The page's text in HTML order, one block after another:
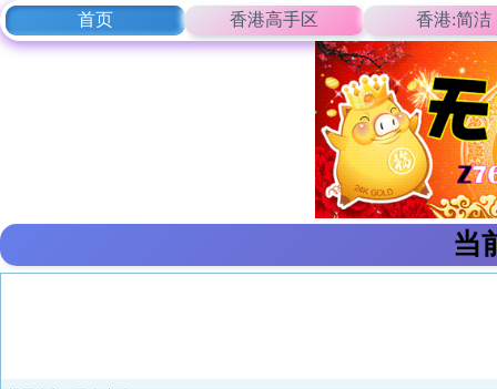
首页 香港高手区 香港:简洁
当